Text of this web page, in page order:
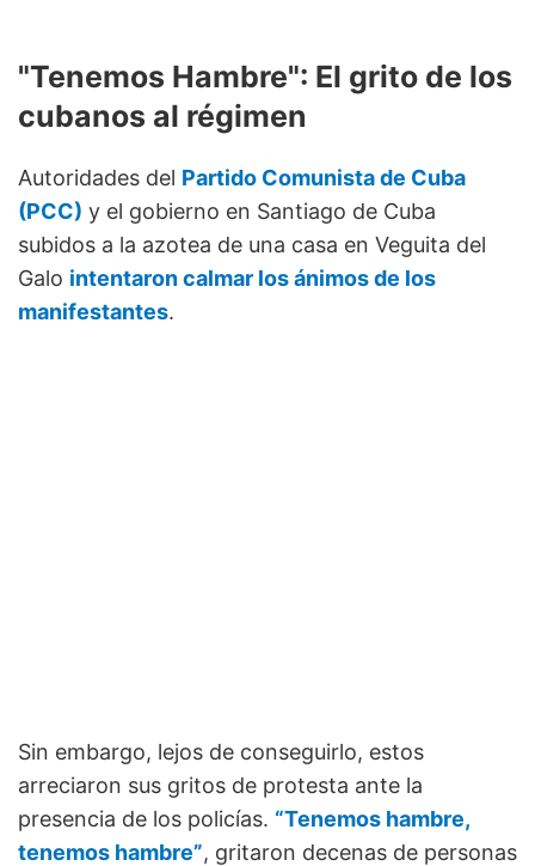
"Tenemos Hambre": El grito de los
cubanos al régimen
Autoridades del Partido Comunista de Cuba
(PCC) y el gobierno en Santiago de Cuba
subidos a la azotea de una casa en Veguita del
Galo intentaron calmar los ánimos de los
manifestantes.
Sin embargo, lejos de conseguirlo, estos
arreciaron sus gritos de protesta ante la
presencia de los policías. “Tenemos hambre,
tenemos hambre”, gritaron decenas de personas